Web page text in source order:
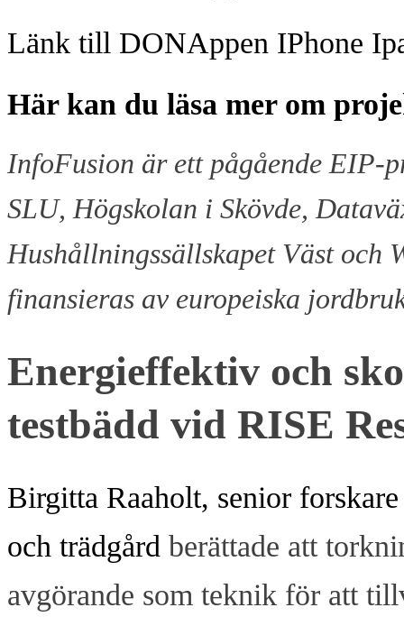
Länk till DONAppen IPhone
Här kan du läsa mer om
InfoFusion är ett pågående EIP-
SLU, Högskolan i Skövde,
Hushållningssällskapet Väst och
finansieras av europeiska
Energieffektiv och
testbädd vid RISE
Birgitta Raaholt, senior
och trädgård berättade att
avgörande som teknik för att